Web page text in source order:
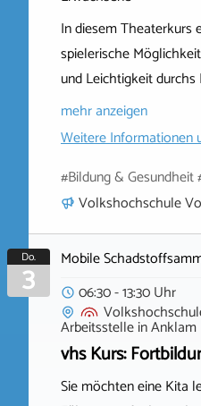
In diesem Theaterkurs
spielerische
und Leichtigkeit
mehr anzeigen
Weitere Informationen
#Bildung &
Volkshochschule
Do.
3
Mobile
06:30 - 13:30 Uhr
ArbeitsstelleinAnklam
vhs Kurs:
Sie möchten eine Kita